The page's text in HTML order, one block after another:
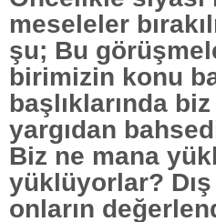
meseleler
şu; Bu
birimizin konu
başlıklarında
yargıdan
Biz ne mana
yüklüyorlar?
onların